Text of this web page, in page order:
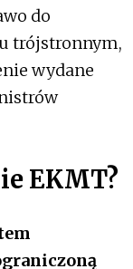
do
trójstronnym,
wydane
EKMT?